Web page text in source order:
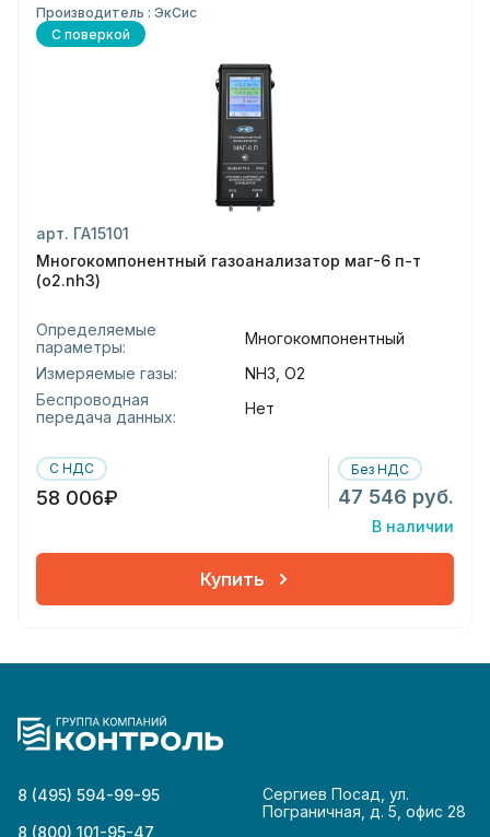
Производитель : ЭкСис
С поверкой
арт. ГА15101
Многокомпонентный газоанализатор маг-6 п-т
(o2.nh3)
Определяемые
параметры:
Многокомпонентный
Измеряемые газы:
NH3, O2
Беспроводная
передача данных:
Нет
С НДС
58 006₽
Без НДС
47 546 руб.
В наличии
Купить
8 (495) 594-99-95
8 (800) 101-95-47
Сергиев Посад, ул.
Пограничная, д. 5, офис 28